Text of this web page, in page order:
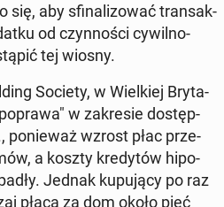
się, aby sfi­na­li­zo­wać trans­ak­
od czyn­no­ści cy­wil­no­
tej wiosny.
Society, w Wiel­kiej Bry­ta­
w za­kre­sie do­stęp­
po­nie­waż wzrost płac prze­
a koszty kre­dy­tów hi­po­
Jednak ku­pu­ją­cy po raz
płacą za dom około pięć